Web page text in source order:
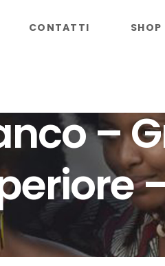
CONTATTI SHOP
–